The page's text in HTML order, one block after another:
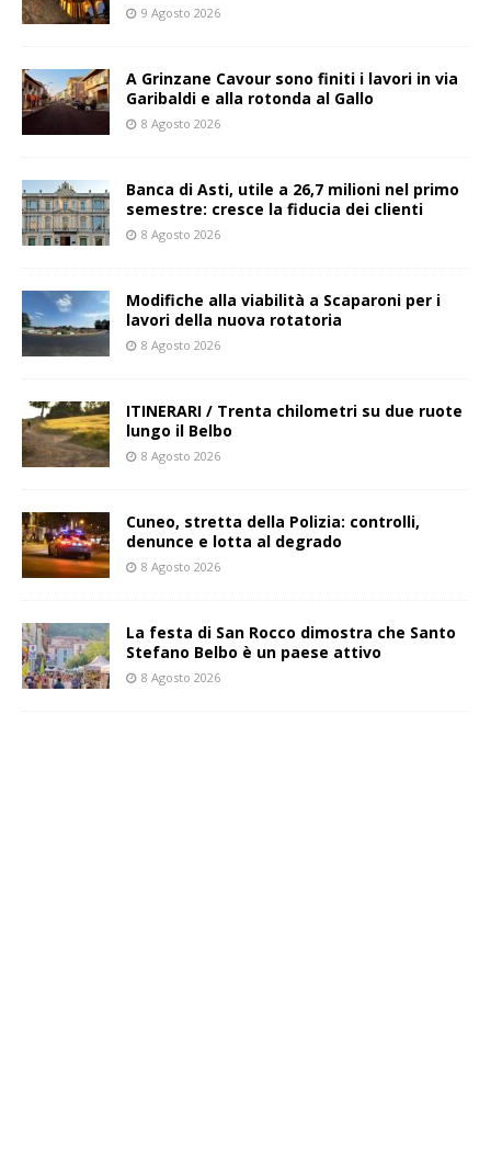
9 Agosto 2026
A Grinzane Cavour sono finiti i lavori in via
Garibaldi e alla rotonda al Gallo
8 Agosto 2026
Banca di Asti, utile a 26,7 milioni nel primo
semestre: cresce la fiducia dei clienti
8 Agosto 2026
Modifiche alla viabilità a Scaparoni per i
lavori della nuova rotatoria
8 Agosto 2026
ITINERARI / Trenta chilometri su due ruote
lungo il Belbo
8 Agosto 2026
Cuneo, stretta della Polizia: controlli,
denunce e lotta al degrado
8 Agosto 2026
La festa di San Rocco dimostra che Santo
Stefano Belbo è un paese attivo
8 Agosto 2026